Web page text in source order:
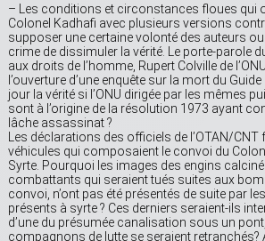
– Les conditions et circonstances floues qui
Colonel Kadhafi avec plusieurs versions
supposer une certaine volonté des auteurs
crime de dissimuler la vérité. Le porte-parole
aux droits de l’homme, Rupert Colville de
l’ouverture d’une enquête sur la mort du
jour la vérité si l’ONU dirigée par les mêmes
sont à l’origine de la résolution 1973 ayant
lâche assassinat ?
Les déclarations des officiels de l’OTAN/CNT
véhicules qui composaient le convoi du
Syrte. Pourquoi les images des engins
combattants qui seraient tués suites aux
convoi, n’ont pas été présentés de suite par
présents à syrte ? Ces derniers seraient-ils
d’une du présumée canalisation sous un
compagnons de lutte se seraient retranchés?